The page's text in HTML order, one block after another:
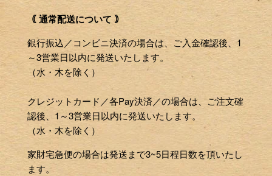
｟ 通常配送について ｠
銀行振込／コンビニ決済の場合は、ご入金確認後、1
～3営業日以内に発送いたします。
（水・木を除く）
クレジットカード／各Pay決済／の場合は、ご注文確
認後、1～3営業日以内に発送いたします。
（水・木を除く）
家財宅急便の場合は発送まで3~5日程日数を頂いたし
ます。